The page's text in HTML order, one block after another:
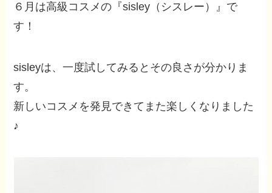
６月は高級コスメの『sisley（シスレー）』で
す！
sisleyは、一度試してみるとその良さが分かりま
す。
新しいコスメを発見できてまた楽しくなりました
♪